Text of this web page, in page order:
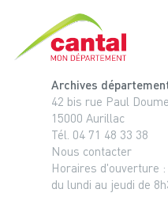
Archives
42 bis rue Paul
15000 Aurillac
Tél. 04 71 48 33 38
Nous contacter
Horaires d'ouverture :
du lundi au jeudi de